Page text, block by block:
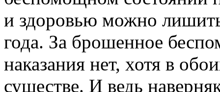
и здоровью можно
года. За брошенное
наказания нет, хотя в
существе. И ведь